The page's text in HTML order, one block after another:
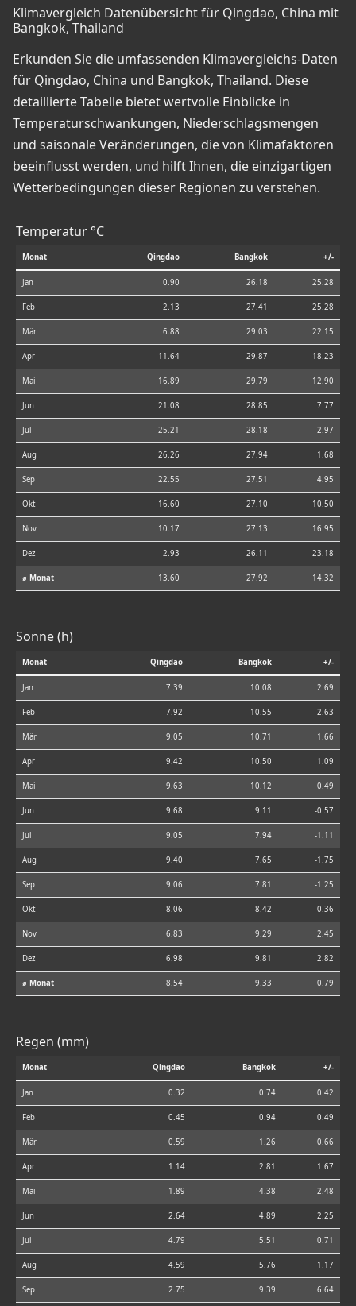
Klimavergleich Datenübersicht für Qingdao, China mit
Bangkok, Thailand
Erkunden Sie die umfassenden Klimavergleichs-Daten
für Qingdao, China und Bangkok, Thailand. Diese
detaillierte Tabelle bietet wertvolle Einblicke in
Temperaturschwankungen, Niederschlagsmengen
und saisonale Veränderungen, die von Klimafaktoren
beeinflusst werden, und hilft Ihnen, die einzigartigen
Wetterbedingungen dieser Regionen zu verstehen.
Temperatur °C
Monat Qingdao Bangkok +/-
Jan 0.90 26.18 25.28
Feb 2.13 27.41 25.28
Mär 6.88 29.03 22.15
Apr 11.64 29.87 18.23
Mai 16.89 29.79 12.90
Jun 21.08 28.85 7.77
Jul 25.21 28.18 2.97
Aug 26.26 27.94 1.68
Sep 22.55 27.51 4.95
Okt 16.60 27.10 10.50
Nov 10.17 27.13 16.95
Dez 2.93 26.11 23.18
⌀ Monat 13.60 27.92 14.32
Sonne (h)
Monat Qingdao Bangkok +/-
Jan 7.39 10.08 2.69
Feb 7.92 10.55 2.63
Mär 9.05 10.71 1.66
Apr 9.42 10.50 1.09
Mai 9.63 10.12 0.49
Jun 9.68 9.11 -0.57
Jul 9.05 7.94 -1.11
Aug 9.40 7.65 -1.75
Sep 9.06 7.81 -1.25
Okt 8.06 8.42 0.36
Nov 6.83 9.29 2.45
Dez 6.98 9.81 2.82
⌀ Monat 8.54 9.33 0.79
Regen (mm)
Monat Qingdao Bangkok +/-
Jan 0.32 0.74 0.42
Feb 0.45 0.94 0.49
Mär 0.59 1.26 0.66
Apr 1.14 2.81 1.67
Mai 1.89 4.38 2.48
Jun 2.64 4.89 2.25
Jul 4.79 5.51 0.71
Aug 4.59 5.76 1.17
Sep 2.75 9.39 6.64